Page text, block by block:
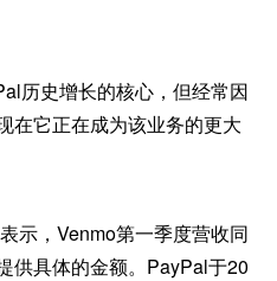
历史增长的核心，但经常因
在它正在成为该业务的更大
示，Venmo第一季度营收同
供具体的金额。PayPal于20